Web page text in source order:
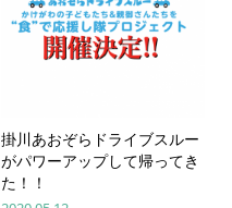
掛川あおぞらドライブスルー
がパワーアップして帰ってき
た！！